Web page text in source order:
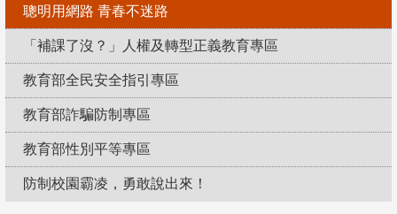
聰明用網路 青春不迷路
「補課了沒？」人權及轉型正義教育專區
教育部全民安全指引專區
教育部詐騙防制專區
教育部性別平等專區
防制校園霸凌，勇敢說出來！